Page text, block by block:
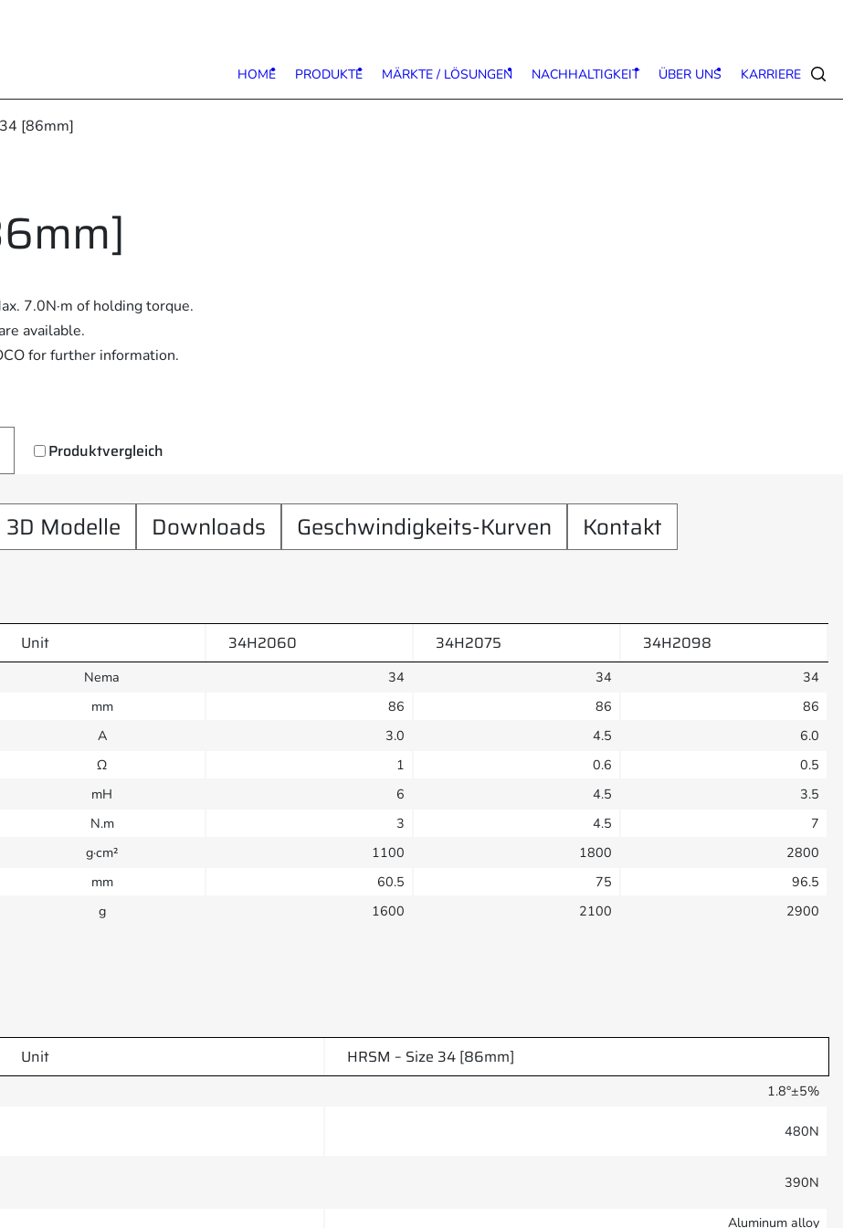
HOME PRODUKTE MÄRKTE / LÖSUNGEN NACHHALTIGKEIT ÜBER UNS KARRIERE
[86mm]
7.0N·m of holding torque.
available.
for further information.
Produktvergleich
3D Modelle Downloads Geschwindigkeits-Kurven Kontakt
Unit 34H2060 34H2075 34H2098
Nema 34 34
34
mm 86 86
86
A 3.0 4.5
6.0
Ω 1 0.6
0.5
mH 6 4.5
3.5
N.m 3 4.5
7
g·cm² 1100 1800
2800
mm 60.5 75
96.5
g 1600 2100 2900
Unit HRSM – Size 34 [86mm]
1.8°±5%
480N
390N
Aluminum alloy